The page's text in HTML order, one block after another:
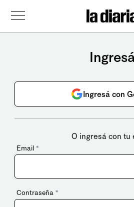
Ingresá con
O ingresá con tu
Email *
Contraseña *